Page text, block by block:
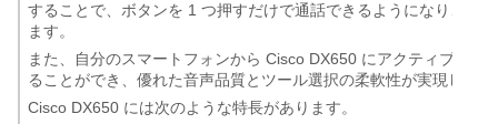
することで、ボタンを 1 つ押すだけで通話できるようになり、生
ます。
また、自分のスマートフォンから Cisco DX650 にアクティブな通
ることができ、優れた音声品質とツール選択の柔軟性が実現します
Cisco DX650 には次のような特長があります。